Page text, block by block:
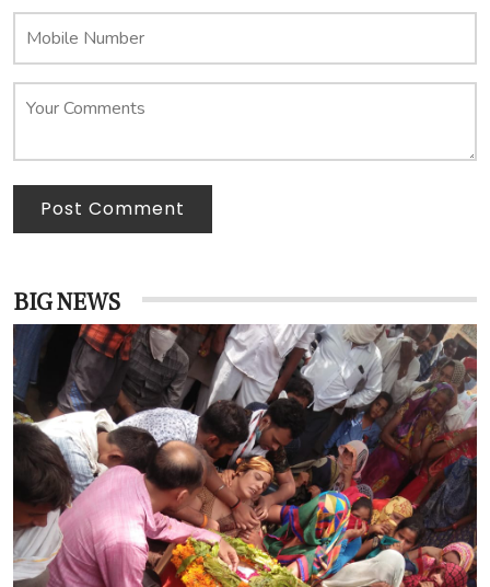
Post Comment
BIG NEWS